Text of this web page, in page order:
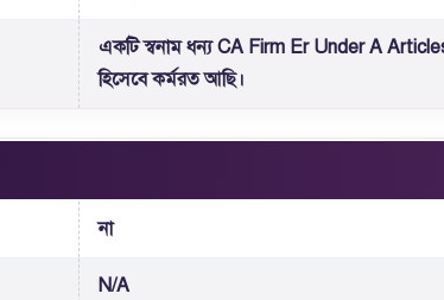
একটি স্বনাম ধন্য CA Firm Er Under A
হিসেবে কর্মরত আছি।
না
N/A